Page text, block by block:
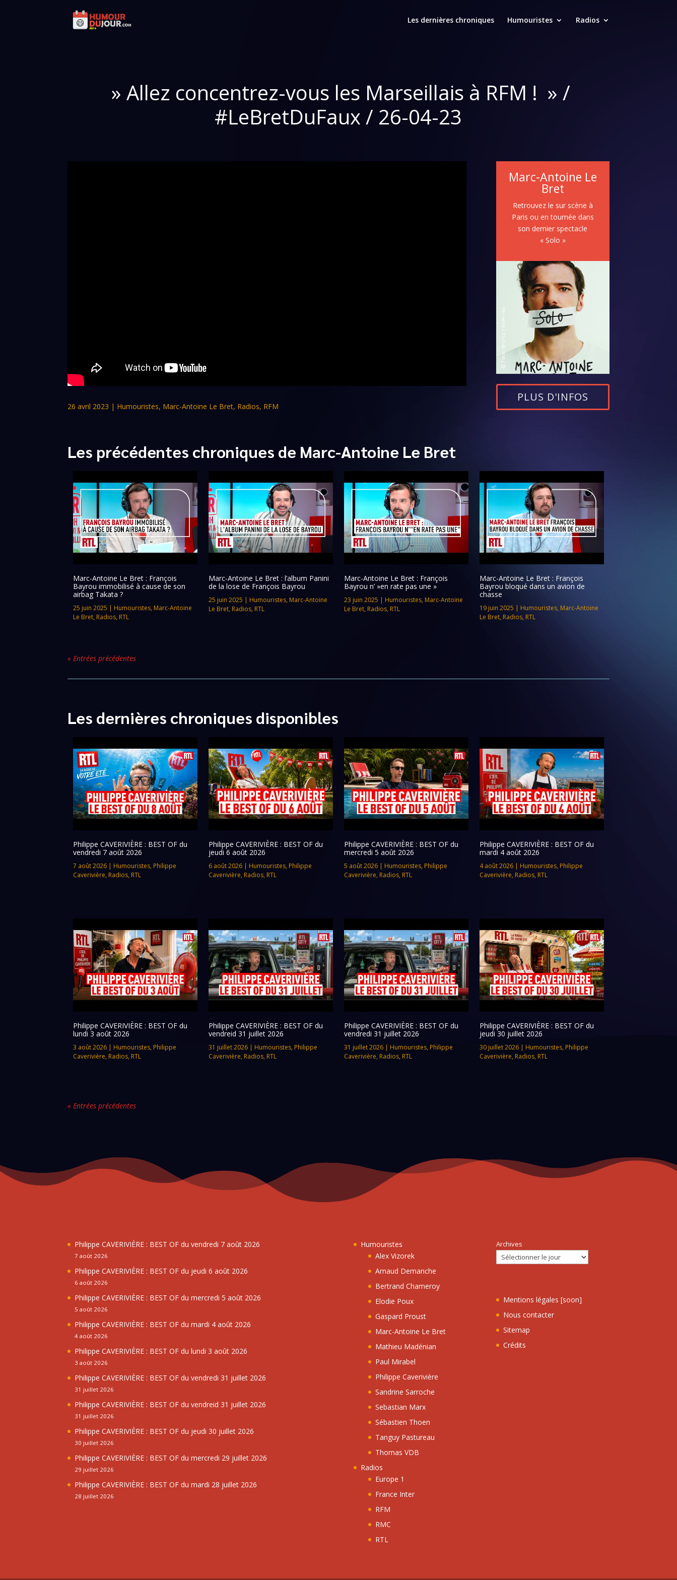
Les dernières chroniques Humouristes Radios
» Allez concentrez-vous les Marseillais à RFM ! » /
#LeBretDuFaux / 26-04-23
26 avril 2023 | Humouristes, Marc-Antoine Le Bret, Radios, RFM
Marc-Antoine Le
Bret
Retrouvez le sur scène à
Paris ou en tournée dans
son dernier spectacle
« Solo »
PLUS D'INFOS
Les précédentes chroniques de Marc-Antoine Le Bret
Marc-Antoine Le Bret : François
Bayrou immobilisé à cause de son
airbag Takata ?
25 juin 2025 | Humouristes, Marc-Antoine
Le Bret, Radios, RTL
Marc-Antoine Le Bret : l’album Panini
de la lose de François Bayrou
25 juin 2025 | Humouristes, Marc-Antoine
Le Bret, Radios, RTL
Marc-Antoine Le Bret : François
Bayrou n’ »en rate pas une »
23 juin 2025 | Humouristes, Marc-Antoine
Le Bret, Radios, RTL
Marc-Antoine Le Bret : François
Bayrou bloqué dans un avion de
chasse
19 juin 2025 | Humouristes, Marc-Antoine
Le Bret, Radios, RTL
« Entrées précédentes
Les dernières chroniques disponibles
Philippe CAVERIVIÈRE : BEST OF du
vendredi 7 août 2026
7 août 2026 | Humouristes, Philippe
Caverivière, Radios, RTL
Philippe CAVERIVIÈRE : BEST OF du
jeudi 6 août 2026
6 août 2026| Humouristes, Philippe
Caverivière, Radios, RTL
Philippe CAVERIVIÈRE : BEST OF du
mercredi 5 août 2026
5 août 2026| Humouristes, Philippe
Caverivière, Radios, RTL
Philippe CAVERIVIÈRE : BEST OF du
mardi 4 août 2026
4 août 2026| Humouristes, Philippe
Caverivière, Radios, RTL
Philippe CAVERIVIÈRE : BEST OF du
lundi 3 août 2026
3 août 2026 | Humouristes, Philippe
Caverivière, Radios, RTL
Philippe CAVERIVIÈRE : BEST OF du
vendreid 31 juillet 2026
31 juillet 2026| Humouristes, Philippe
Caverivière, Radios, RTL
Philippe CAVERIVIÈRE : BEST OF du
vendredi 31 juillet 2026
31 juillet 2026| Humouristes, Philippe
Caverivière, Radios, RTL
Philippe CAVERIVIÈRE : BEST OF du
jeudi 30 juillet 2026
30 juillet 2026| Humouristes, Philippe
Caverivière, Radios, RTL
« Entrées précédentes
Philippe CAVERIVIÈRE : BEST OF du vendredi 7 août 2026
7 août 2026
Philippe CAVERIVIÈRE : BEST OF du jeudi 6 août 2026
6 août 2026
Philippe CAVERIVIÈRE : BEST OF du mercredi 5 août 2026
5 août 2026
Philippe CAVERIVIÈRE : BEST OF du mardi 4 août 2026
4 août 2026
Philippe CAVERIVIÈRE : BEST OF du lundi 3 août 2026
3 août 2026
Philippe CAVERIVIÈRE : BEST OF du vendredi 31 juillet 2026
31 juillet 2026
Philippe CAVERIVIÈRE : BEST OF du vendreid 31 juillet 2026
31 juillet 2026
Philippe CAVERIVIÈRE : BEST OF du jeudi 30 juillet 2026
30 juillet 2026
Philippe CAVERIVIÈRE : BEST OF du mercredi 29 juillet 2026
29 juillet 2026
Philippe CAVERIVIÈRE : BEST OF du mardi 28 juillet 2026
28 juillet 2026
Humouristes
Alex Vizorek
Arnaud Demanche
Bertrand Chameroy
Elodie Poux
Gaspard Proust
Marc-Antoine Le Bret
Mathieu Madénian
Paul Mirabel
Philippe Caverivière
Sandrine Sarroche
Sebastian Marx
Sébastien Thoen
Tanguy Pastureau
Thomas VDB
Radios
Europe 1
France Inter
RFM
RMC
RTL
Archives
Mentions légales [soon]
Nous contacter
Sitemap
Crédits